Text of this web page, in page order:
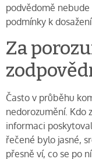
podvědomě
podmínky k
Za
Často v průběhu
nedorozumění. Kdo
informaci
řečené bylo jasné,
přesně ví, co se po